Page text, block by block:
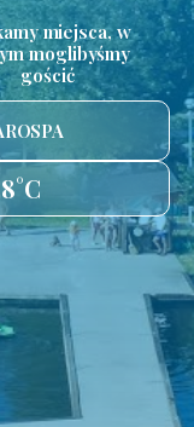
miejsca, w
moglibyśmy
gościć